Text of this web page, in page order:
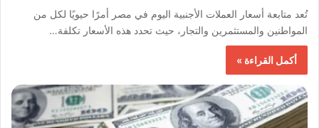
تُعد متابعة أسعار العملات الأجنبية اليوم في مصر أمرًا حيويًا لكل من
المواطنين والمستثمرين والتجار، حيث تحدد هذه الأسعار تكلفة…
أكمل القراءة »